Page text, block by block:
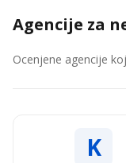
Agencije za
Ocenjene agencije
K